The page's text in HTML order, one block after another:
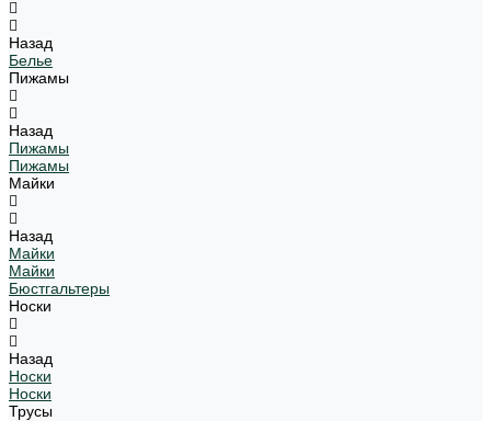
Назад
Белье
Пижамы
Назад
Пижамы
Пижамы
Майки
Назад
Майки
Майки
Бюстгальтеры
Носки
Назад
Носки
Носки
Трусы